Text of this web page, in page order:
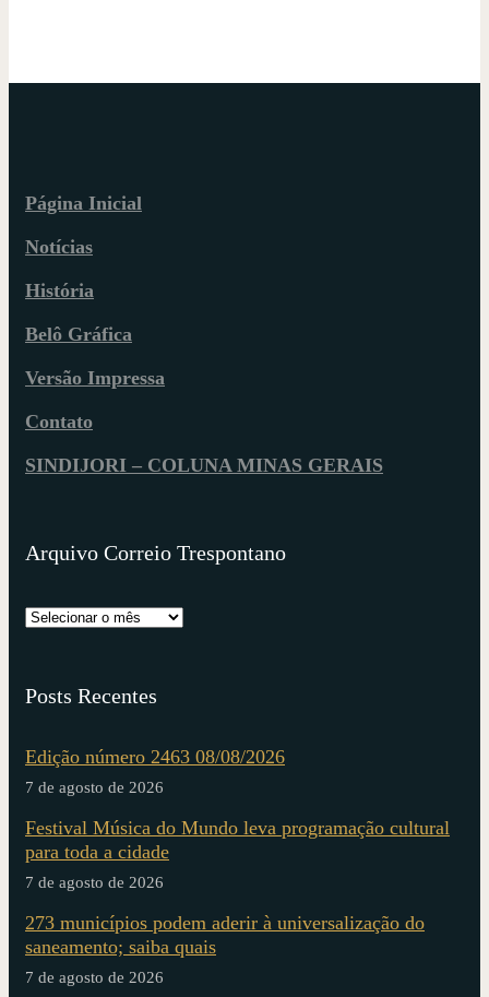
Página Inicial
Notícias
História
Belô Gráfica
Versão Impressa
Contato
SINDIJORI – COLUNA MINAS GERAIS
Arquivo Correio Trespontano
Posts Recentes
Edição número 2463 08/08/2026
7 de agosto de 2026
Festival Música do Mundo leva programação cultural
para toda a cidade
7 de agosto de 2026
273 municípios podem aderir à universalização do
saneamento; saiba quais
7 de agosto de 2026